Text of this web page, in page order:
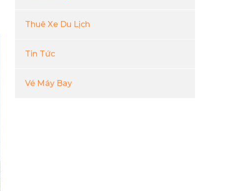
Thuê Xe Du Lịch
Tin Tức
Vé Máy Bay